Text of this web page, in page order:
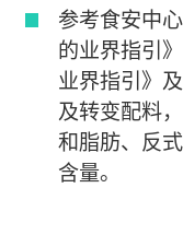
参考食安中
的业界指引
业界指引》
及转变配料
和脂肪、反
含量。